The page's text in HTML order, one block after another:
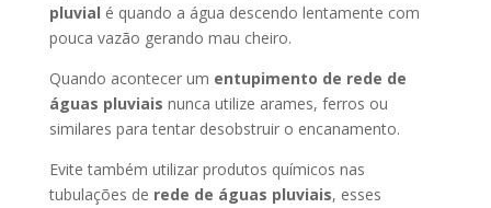
pluvial é quando a água descendo lentamente com
pouca vazão gerando mau cheiro.
Quando acontecer um entupimento de rede de
águas pluviais nunca utilize arames, ferros ou
similares para tentar desobstruir o encanamento.
Evite também utilizar produtos químicos nas
tubulações de rede de águas pluviais, esses